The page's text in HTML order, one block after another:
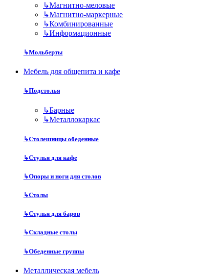
↳Магнитно-меловые
↳Магнитно-маркерные
↳Комбинированные
↳Информационные
↳Мольберты
Мебель для общепита и кафе
↳Подстолья
↳Барные
↳Металлокаркас
↳Столешницы обеденные
↳Стулья для кафе
↳Опоры и ноги для столов
↳Столы
↳Стулья для баров
↳Складные столы
↳Обеденные группы
Металлическая мебель